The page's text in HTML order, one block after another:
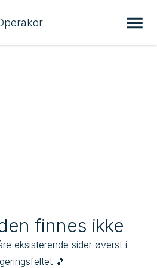
finnes ikke
eksisterende sider øverst i
🎵